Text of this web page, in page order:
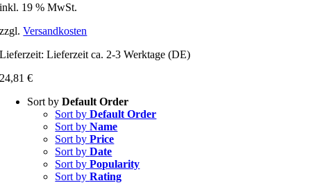
inkl. 19 % MwSt.
zzgl.Versandkosten
Lieferzeit:Lieferzeit ca. 2-3 Werktage (DE)
24,81€
Sort byDefault Order
Sort byDefault Order
Sort byName
Sort byPrice
Sort byDate
Sort byPopularity
Sort byRating